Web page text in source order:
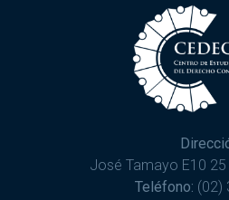
José Tamayo E10
Teléfono: (02)